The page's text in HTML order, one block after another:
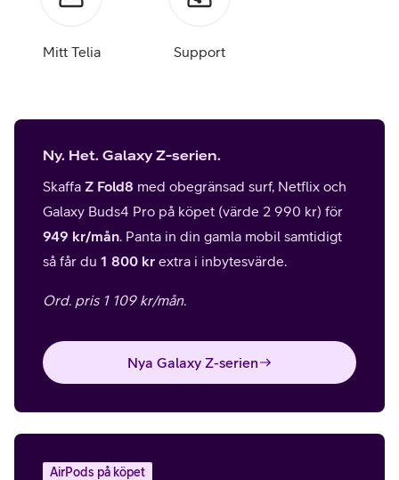
Mitt Telia Support
Ny. Het. Galaxy Z-serien.
Skaffa Z Fold8 med obegränsad surf, Netflix och
Galaxy Buds4 Pro på köpet (värde 2 990 kr) för
949 kr/mån. Panta in din gamla mobil samtidigt
så får du 1 800 kr extra i inbytesvärde.
Ord. pris 1 109 kr/mån.
Nya Galaxy Z-serien
AirPods på köpet